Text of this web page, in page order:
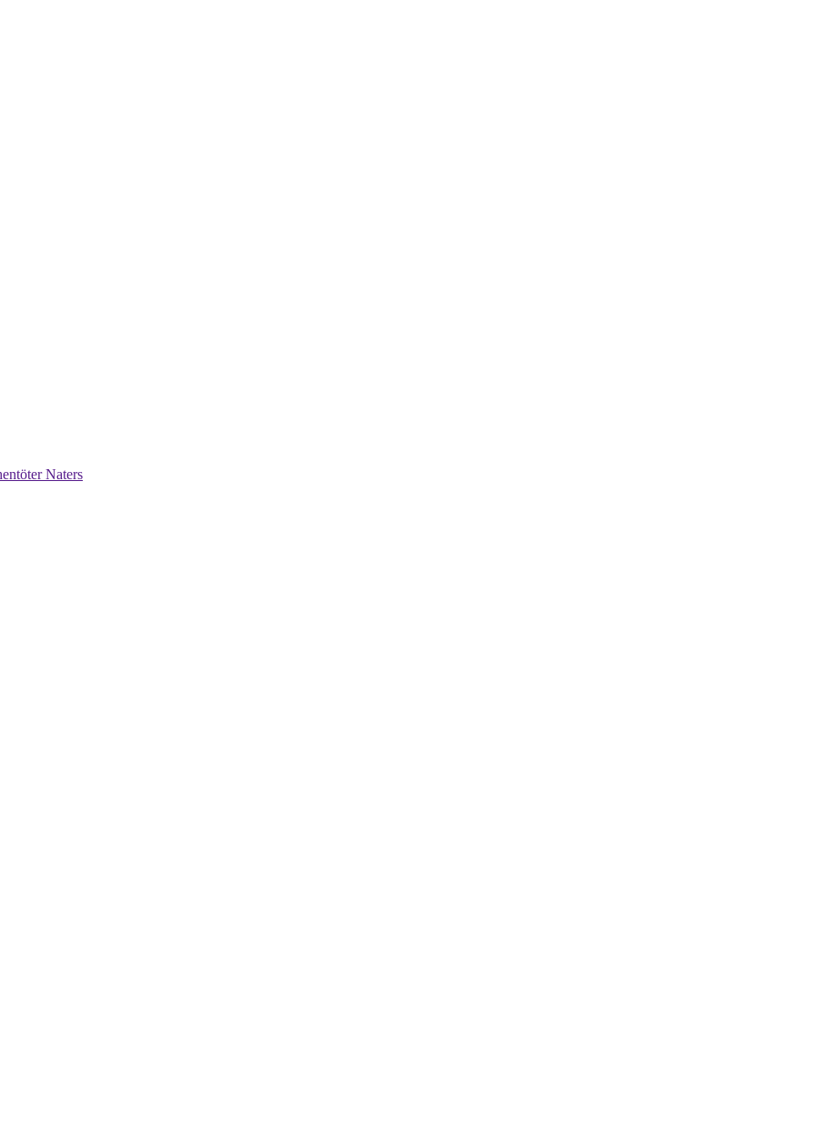
Naters